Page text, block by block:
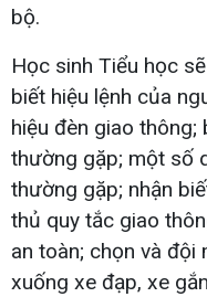
bộ.
Học sinh Tiểu học
biết hiệu lệnh của
hiệu đèn giao
thường gặp; một số
thường gặp; nhận
thủ quy tắc giao
an toàn; chọn và đội
xuống xe đạp, xe